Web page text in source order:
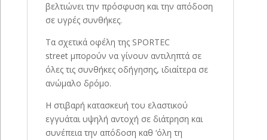
βελτιώνει την πρόσφυση και την απόδοση
σε υγρές συνθήκες.
Τα σχετικά οφέλη της SPORTEC
street μπορούν να γίνουν αντιληπτά σε
όλες τις συνθήκες οδήγησης, ιδιαίτερα σε
ανώμαλο δρόμο.
Η στιβαρή κατασκευή του ελαστικού
εγγυάται υψηλή αντοχή σε διάτρηση και
συνέπεια την απόδοση καθ ‘όλη τη